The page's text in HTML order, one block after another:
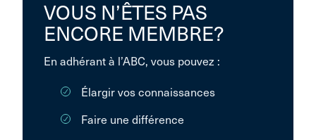
VOUS N’ÊTES PAS
ENCORE MEMBRE?
En adhérant à l’ABC, vous pouvez :
Élargir vos connaissances
Faire une différence